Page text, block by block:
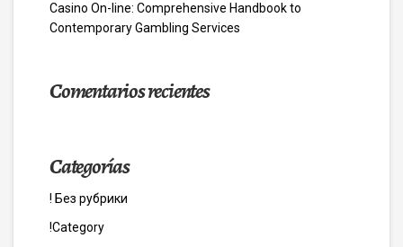
Casino On-line: Comprehensive Handbook to
Contemporary Gambling Services
Comentarios recientes
Categorías
! Без рубрики
!Category